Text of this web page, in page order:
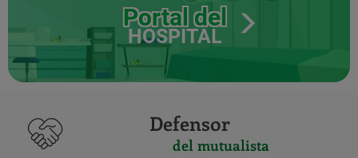
Portal del
HOSPITAL
Defensor
del mutualista